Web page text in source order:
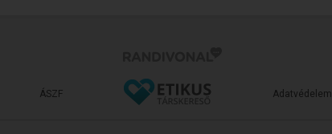
ÁSZF Adatvédelem